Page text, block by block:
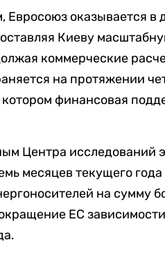
Евросоюз оказывается
Киеву
коммерческие
на протяжении
финансовая
Центра исследований
месяцев текущего
на сумму
ЕС